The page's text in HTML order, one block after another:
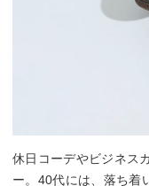
休日コーデやビジネス
ー。40代には、落ち着